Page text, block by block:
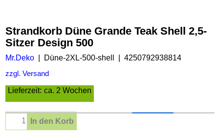
Strandkorb Düne Grande Teak Shell 2,5-
Sitzer Design 500
Mr.Deko Düne-2XL-500-shell 4250792938814
zzgl. Versand
Lieferzeit: ca. 2 Wochen
In den Korb